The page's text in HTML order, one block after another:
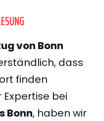
von Bonn
dass
finden
bei
Bonn, haben wir